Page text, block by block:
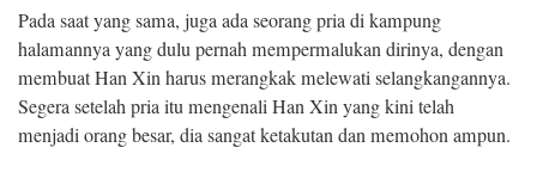
Pada saat yang sama, juga ada seorang pria di kampung
halamannya yang dulu pernah mempermalukan dirinya, dengan
membuat Han Xin harus merangkak melewati selangkangannya.
Segera setelah pria itu mengenali Han Xin yang kini telah
menjadi orang besar, dia sangat ketakutan dan memohon ampun.